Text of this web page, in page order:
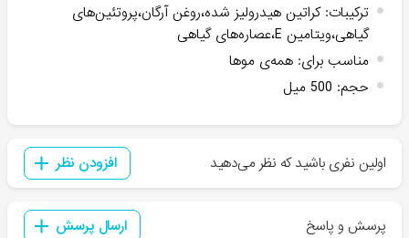
ترکیبات:کراتین هیدرولیز شده،روغن آرگان،پروتئین‌های
گیاهی،ویتامین E،عصاره‌های گیاهی
مناسب برای: همه‌ی موها
حجم: 500 میل
اولین نفری باشید که نظر می‌دهید افزودن نظر
پرسش و پاسخ ارسال پرسش